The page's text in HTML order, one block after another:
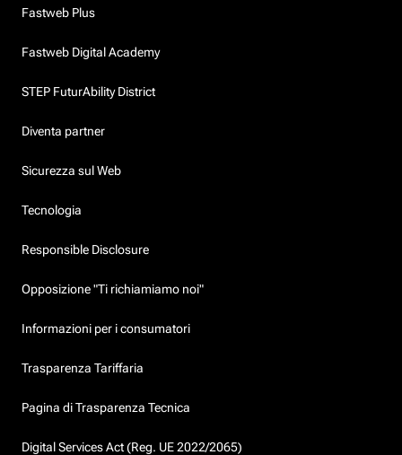
Fastweb Plus
Fastweb Digital Academy
STEP FuturAbility District
Diventa partner
Sicurezza sul Web
Tecnologia
Responsible Disclosure
Opposizione "Ti richiamiamo noi"
Informazioni per i consumatori
Trasparenza Tariffaria
Pagina di Trasparenza Tecnica
Digital Services Act (Reg. UE 2022/2065)